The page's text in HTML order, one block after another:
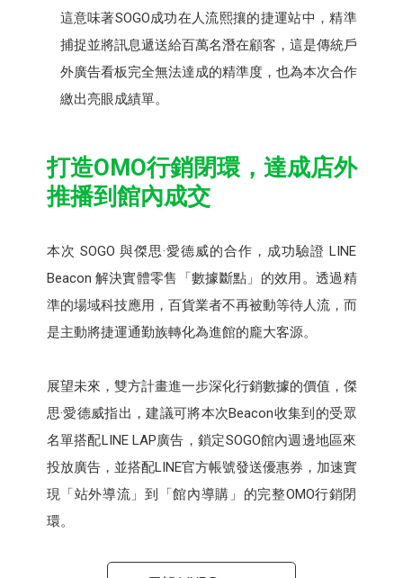
這意味著SOGO成功在人流熙攘的捷運站中，精準
捕捉並將訊息遞送給百萬名潛在顧客，這是傳統戶
外廣告看板完全無法達成的精準度，也為本次合作
繳出亮眼成績單。
打造OMO行銷閉環，達成店外
推播到館內成交
本次 SOGO 與傑思·愛德威的合作，成功驗證 LINE
Beacon 解決實體零售「數據斷點」的效用。透過精
準的場域科技應用，百貨業者不再被動等待人流，而
是主動將捷運通勤族轉化為進館的龐大客源。
展望未來，雙方計畫進一步深化行銷數據的價值，傑
思·愛德威指出，建議可將本次Beacon收集到的受眾
名單搭配LINE LAP廣告，鎖定SOGO館內週邊地區來
投放廣告，並搭配LINE官方帳號發送優惠券，加速實
現「站外導流」到「館內導購」的完整OMO行銷閉
環。